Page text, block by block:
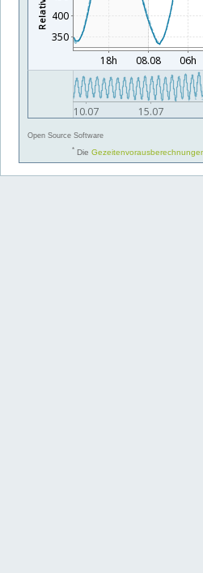
Open Source Software
* Die